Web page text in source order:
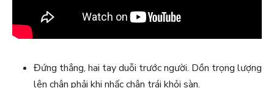
Đứng thẳng, hai tay duỗi trước người. Dồn trọng lượng
lên chân phải khi nhấc chân trái khỏi sàn.